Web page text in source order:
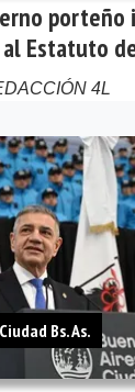
porteño
Estatuto
4L
Ciudad Bs. As.